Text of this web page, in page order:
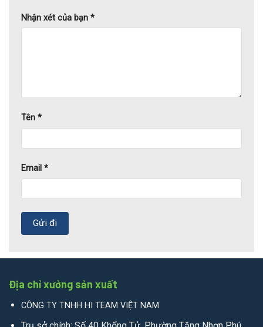
Nhận xét của bạn *
Tên *
Email *
Địa chỉ xưởng sản xuất
CÔNG TY TNHH HI TEAM VIỆT NAM